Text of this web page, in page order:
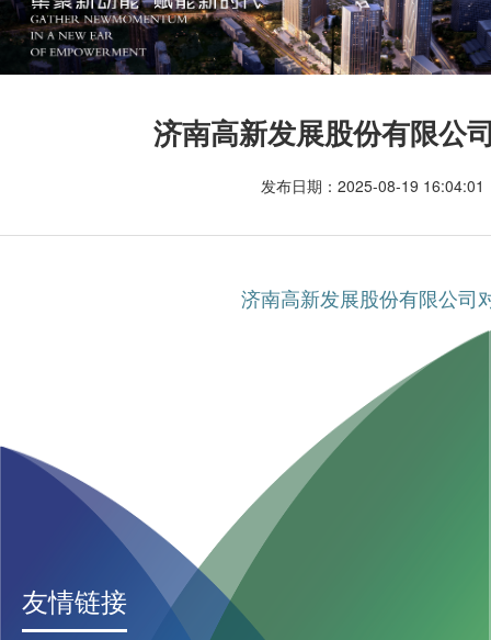
济南高新发展股份有限公
发布日期：2025-08-19
济南高新发展股份有限公司
友情链接